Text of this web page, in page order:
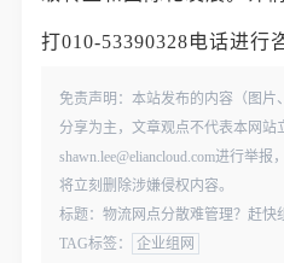
打010-53390328电话进行
免责声明：本站发布的内容（图片
分享为主，文章观点不代表本网站
shawn.lee@eliancloud.com进行举
将立刻删除涉嫌侵权内容。
标题：物流网点分散难管理？赶快
TAG标签：
企业组网